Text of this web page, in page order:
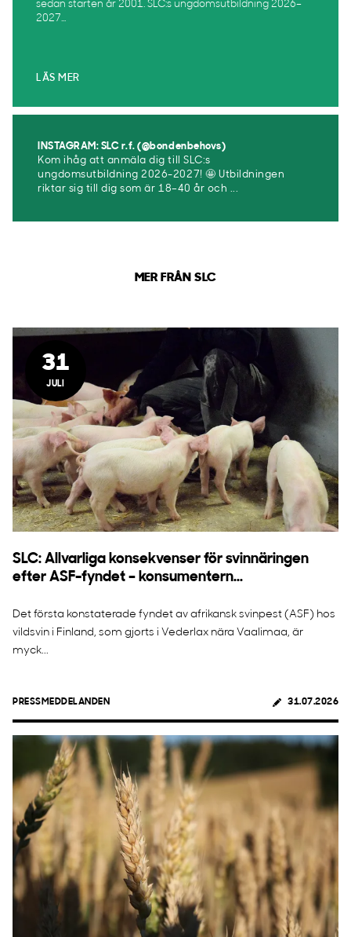
sedan starten år 2001. SLC:s ungdomsutbildning 2026–
2027...
LÄS MER
INSTAGRAM: SLC r.f. (@bondenbehovs)
Kom ihåg att anmäla dig till SLC:s
ungdomsutbildning 2026-2027! 🤩 Utbildningen
riktar sig till dig som är 18–40 år och ...
MER FRÅN SLC
31
JULI
SLC: Allvarliga konsekvenser för svinnäringen
efter ASF-fyndet – konsumentern...
Det första konstaterade fyndet av afrikansk svinpest (ASF) hos
vildsvin i Finland, som gjorts i Vederlax nära Vaalimaa, är
myck...
PRESSMEDDELANDEN 31.07.2026